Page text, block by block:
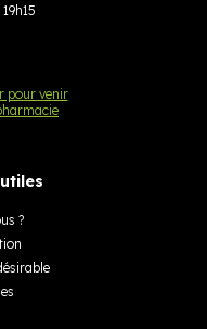
pour venir
?